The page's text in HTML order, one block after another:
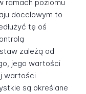
ramach poziomu
docelowym to
tę oś
zależą od
jego wartości
wartości
są określane